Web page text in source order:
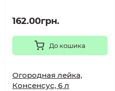
162.00грн.
До кошика
Огородная лейка,
Консенсус, 6 л